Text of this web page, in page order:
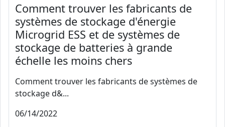
Comment trouver les fabricants de
systèmes de stockage d'énergie
Microgrid ESS et de systèmes de
stockage de batteries à grande
échelle les moins chers
Comment trouver les fabricants de systèmes de
stockage d&...
06/14/2022